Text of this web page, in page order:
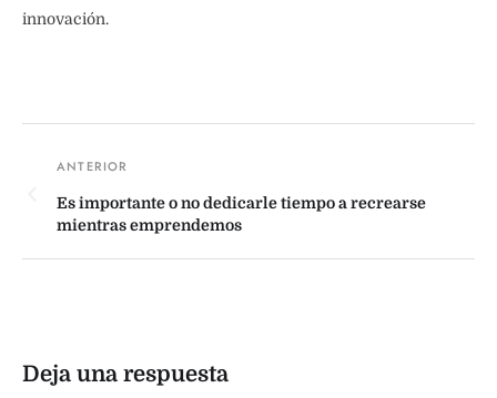
innovación.
Es importante o no dedicarle tiempo a recrearse
mientras emprendemos
Deja una respuesta